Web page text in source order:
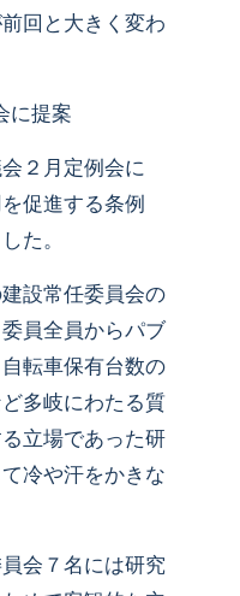
回と大きく変わ
に提案
２月定例会に
促進する条例
た。
設常任委員会の
員全員からパブ
転車保有台数の
多岐にわたる質
立場であった研
冷や汗をかきな
会７名には研究